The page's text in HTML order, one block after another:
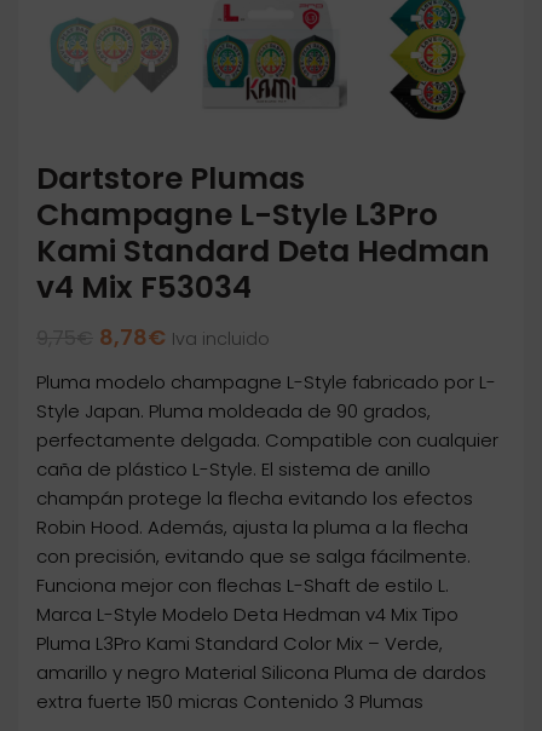
Dartstore Plumas
Champagne L-Style L3Pro
Kami Standard Deta Hedman
v4 Mix F53034
El
original
era:
9,75€.
8,78€ El
actual
es:
8,78€.
Iva incluido
Pluma modelo champagne L-Style fabricado por L-
Style Japan. Pluma moldeada de 90 grados,
perfectamente delgada. Compatible con cualquier
caña de plástico L-Style. El sistema de anillo
champán protege la flecha evitando los efectos
Robin Hood. Además, ajusta la pluma a la flecha
con precisión, evitando que se salga fácilmente.
Funciona mejor con flechas L-Shaft de estilo L.
Marca L-Style Modelo Deta Hedman v4 Mix Tipo
Pluma L3Pro Kami Standard Color Mix – Verde,
amarillo y negro Material Silicona Pluma de dardos
extra fuerte 150 micras Contenido 3 Plumas